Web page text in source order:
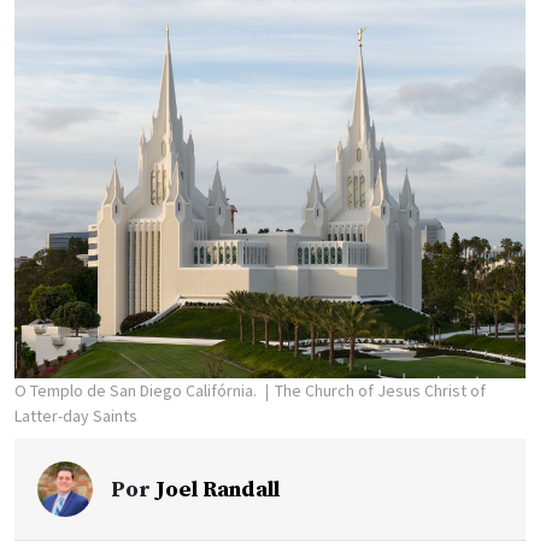
O Templo de San Diego Califórnia.
The Church of Jesus Christ of
Latter-day Saints
Por Joel Randall